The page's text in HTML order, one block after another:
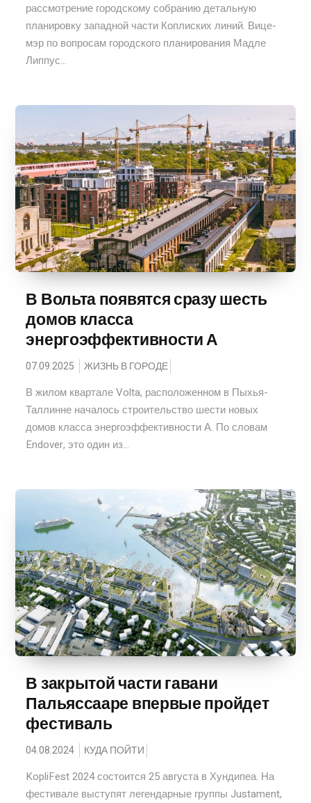
рассмотрение городскому собранию детальную
планировку западной части Коплиских линий. Вице-
мэр по вопросам городского планирования Мадле
Липпус...
В Вольта появятся сразу шесть
домов класса
энергоэффективности А
07.09.2025 ЖИЗНЬ В ГОРОДЕ
В жилом квартале Volta, расположенном в Пыхья-
Таллинне началось строительство шести новых
домов класса энергоэффективности А. По словам
Endover, это один из...
В закрытой части гавани
Пальяссааре впервые пройдет
фестиваль
04.08.2024 КУДА ПОЙТИ
KopliFest 2024 состоится 25 августа в Хундипеа. На
фестивале выступят легендарные группы Justament,